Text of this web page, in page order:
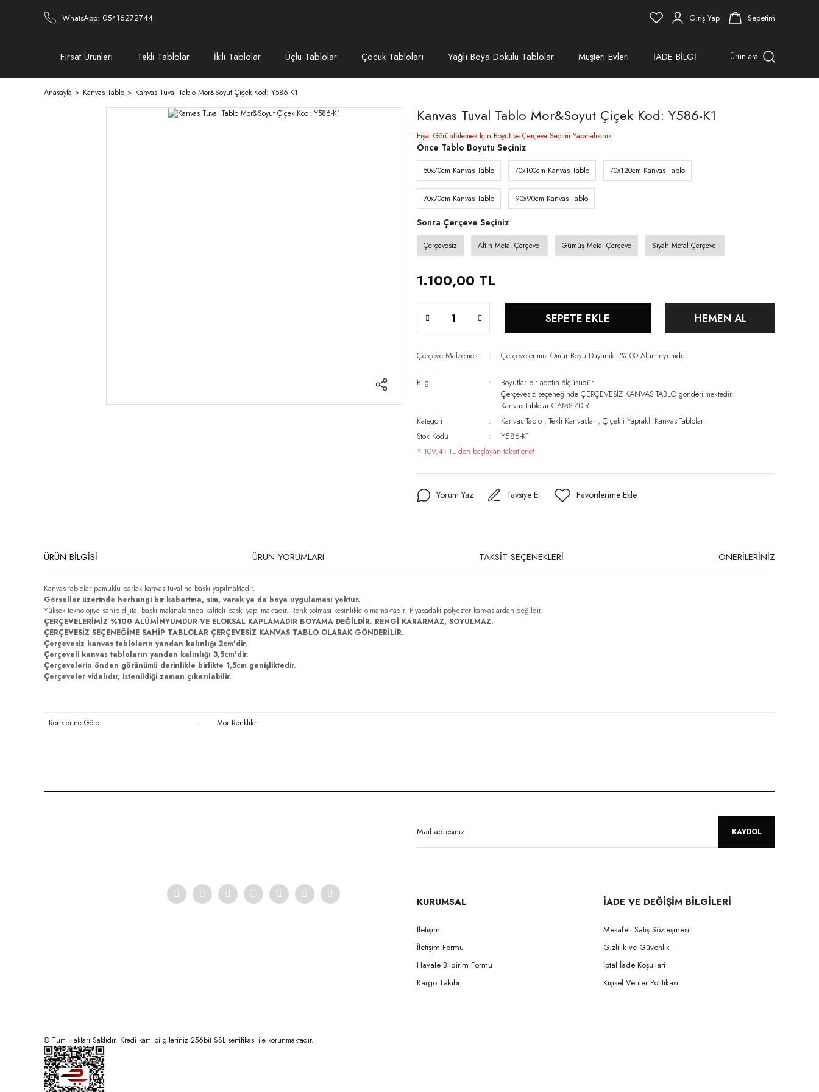
WhatsApp: 05416272744 Giriş Yap Sepetim
Fırsat Ürünleri Tekli Tablolar İkili Tablolar Üçlü Tablolar Çocuk Tabloları Yağlı Boya Dokulu Tablolar Müşteri Evleri İADE BİLGİ Ürün ara
Anasayfa Kanvas Tablo Kanvas Tuval Tablo Mor&Soyut Çiçek Kod: Y586-K1
Kanvas Tuval Tablo Mor&Soyut Çiçek Kod: Y586-K1
Fiyat Görüntülemek İçin Boyut ve Çerçeve Seçimi Yapmalısınız
Önce Tablo Boyutu Seçiniz
50x70cm Kanvas Tablo 70x100cm Kanvas Tablo 70x120cm Kanvas Tablo
70x70cm Kanvas Tablo 90x90cm Kanvas Tablo
Sonra Çerçeve Seçiniz
Çerçevesiz Altın Metal Çerçeve- Gümüş Metal Çerçeve Siyah Metal Çerçeve-
1.100,00 TL
SEPETE EKLE HEMEN AL
Çerçeve Malzemesi Çerçevelerimiz Ömür Boyu Dayanıklı %100 Alüminyumdur
Bilgi
Boyutlar bir adetin ölçüsüdür.
Çerçevesiz seçeneğinde ÇERÇEVESİZ KANVAS TABLO gönderilmektedir.
Kanvas tablolar CAMSIZDIR
Kategori
Kanvas Tablo ,Tekli Kanvaslar , Çiçekli Yapraklı Kanvas Tablolar
Stok Kodu
Y586-K1
* 109,41 TL den başlayan taksitlerle!
Yorum Yaz Tavsiye Et
ÜRÜN BİLGİSİ ÜRÜN YORUMLARI TAKSİT SEÇENEKLERİ ÖNERİLERİNİZ
Kanvas tablolar pamuklu parlak kanvas tuvaline baskı yapılmaktadır.
Görseller üzerinde herhangi bir kabartma, sim, varak ya da boya uygulaması yoktur.
Yüksek teknolojiye sahip dijital baskı makinalarında kaliteli baskı yapılmaktadır. Renk solması kesinlikle olmamaktadır. Piyasadaki polyester kanvaslardan değildir.
ÇERÇEVELERİMİZ %100 ALÜMİNYUMDUR VE ELOKSAL KAPLAMADIR BOYAMA DEĞİLDİR. RENGİ KARARMAZ, SOYULMAZ.
ÇERÇEVESİZ SEÇENEĞİNE SAHİP TABLOLAR ÇERÇEVESİZ KANVAS TABLO OLARAK GÖNDERİLİR.
Çerçevesiz kanvas tabloların yandan kalınlığı 2cm'dir.
Çerçeveli kanvas tabloların yandan kalınlığı 3,5cm'dir.
Çerçevelerin önden görünümü derinlikle birlikte 1,5cm genişliktedir.
Çerçeveler vidalıdır, istenildiği zaman çıkarılabilir.
Renklerine Göre : Mor Renkliler
KAYDOL
KURUMSAL
İletişim
İletişim Formu
Havale Bildirim Formu
Kargo Takibi
İADE VE DEĞİŞİM BİLGİLERİ
Mesafeli Satış Sözleşmesi
Gizlilik ve Güvenlik
İptal İade Koşullari
Kişisel Veriler Politikası
© Tüm Hakları Saklıdır. Kredi kartı bilgileriniz 256bit SSL sertifikası ile korunmaktadır.